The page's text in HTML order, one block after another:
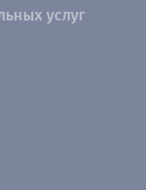
услуг